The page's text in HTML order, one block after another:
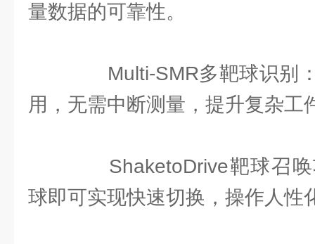
量数据的可靠性。
Multi-SMR多靶球识别
用，无需中断测量，提升复杂工
ShaketoDrive靶球召唤
球即可实现快速切换，操作人性